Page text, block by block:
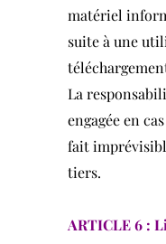
matériel
suite à une
La
engagée en
fait
tiers.
ARTICLE 6 :